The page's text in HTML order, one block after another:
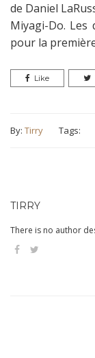
de Daniel
Miyagi-Do. Les
pour la
Like
By: Tirry Tags:
TIRRY
There is no author